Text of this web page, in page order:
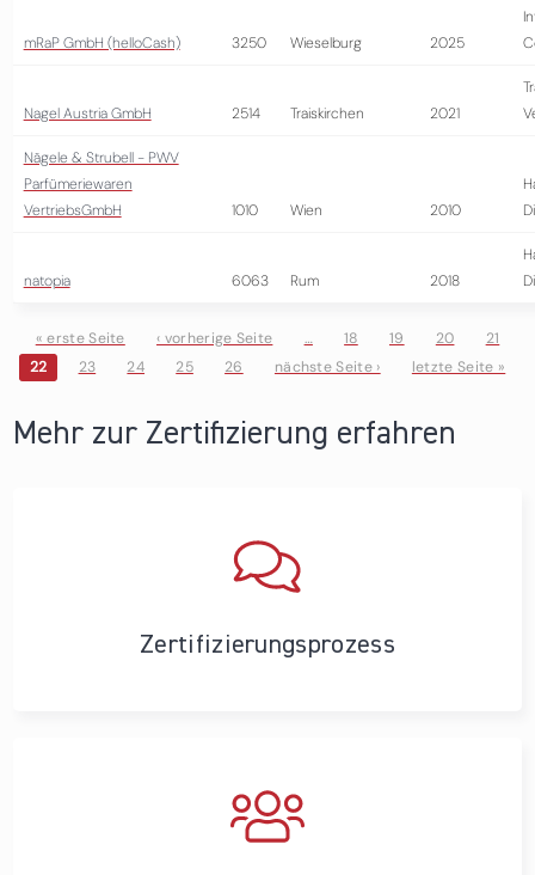
mRaP GmbH (helloCash) 3250 Wieselburg 2025
Nagel Austria GmbH 2514 Traiskirchen 2021
Nägele & Strubell - PWV
Parfümeriewaren
VertriebsGmbH
1010 Wien 2010
natopia 6063 Rum 2018
Seiten
« erste Seite ‹ vorherige Seite … 18 19 20
21
22
23 24 25 26 nächste Seite › letzte Seite »
Mehr zur Zertifizierung erfahren
Zertifizierungs­prozess